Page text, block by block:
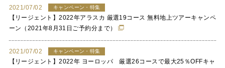
2021/07/02 キャンペーン・特集
【リージェント】2022年アラスカ 厳選19コース 無料地上ツアーキャンペ
ーン（2021年8月31日ご予約分まで）
2021/07/02 キャンペーン・特集
【リージェント】2022年 ヨーロッパ 厳選26コースで最大25％OFFキャ